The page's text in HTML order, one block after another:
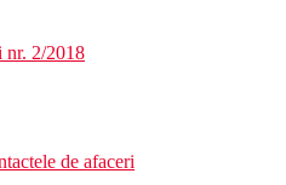
nr. 2/2018
de afaceri